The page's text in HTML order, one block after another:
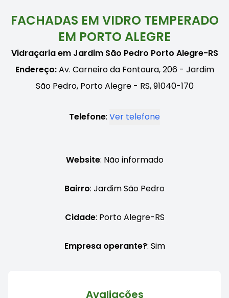
FACHADAS EM VIDRO TEMPERADO
EM PORTO ALEGRE
Vidraçaria em Jardim São Pedro Porto Alegre-RS
Endereço:Av. Carneiro da Fontoura, 206 - Jardim
São Pedro, Porto Alegre - RS, 91040-170
Telefone: Ver telefone
Website: Não informado
Bairro: Jardim São Pedro
Cidade: Porto Alegre-RS
Empresa operante?: Sim
Avaliações